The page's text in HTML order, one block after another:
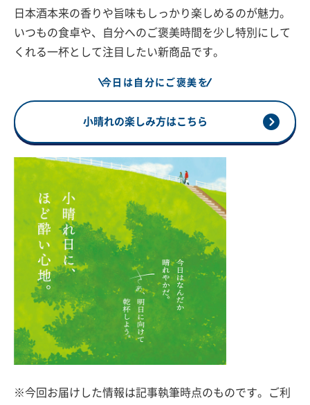
日本酒本来の香りや旨味もしっかり楽しめるのが魅力。
いつもの食卓や、自分へのご褒美時間を少し特別にして
くれる一杯として注目したい新商品です。
今日は自分にご褒美を
小晴れの楽しみ方はこちら
※今回お届けした情報は記事執筆時点のものです。ご利